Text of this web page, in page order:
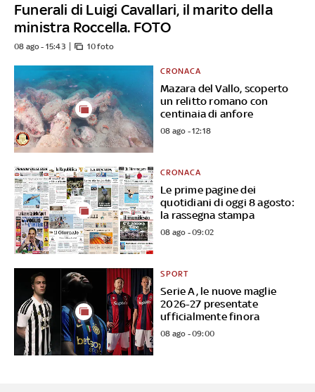
Funerali di Luigi Cavallari, il marito della
ministra Roccella. FOTO
08 ago - 15:43 10 foto
Mazara del Vallo, scoperto
un relitto romano con
centinaia di anfore
CRONACA
08 ago - 12:18
Le prime pagine dei
quotidiani di oggi 8 agosto:
la rassegna stampa
CRONACA
08 ago - 09:02
Serie A, le nuove maglie
2026-27 presentate
ufficialmente finora
SPORT
08 ago - 09:00